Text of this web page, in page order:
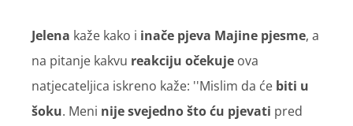
Jelena kaže kako i inače pjeva Majine pjesme, a
na pitanje kakvu reakciju očekuje ova
natjecateljica iskreno kaže: ''Mislim da će biti u
šoku. Meni nije svejedno što ću pjevati pred